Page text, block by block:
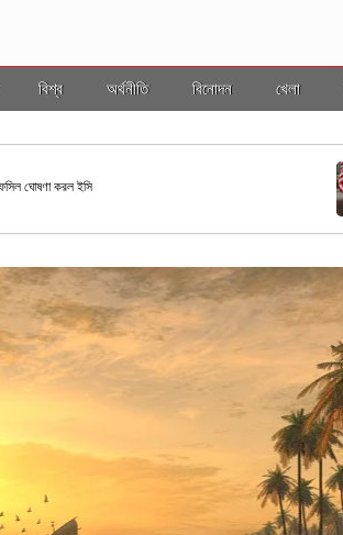
বিশ্ব অর্থনীতি বিনোদন খেলা
বিনিয়োগের আহ্বান প্রধানমন্ত্রীর